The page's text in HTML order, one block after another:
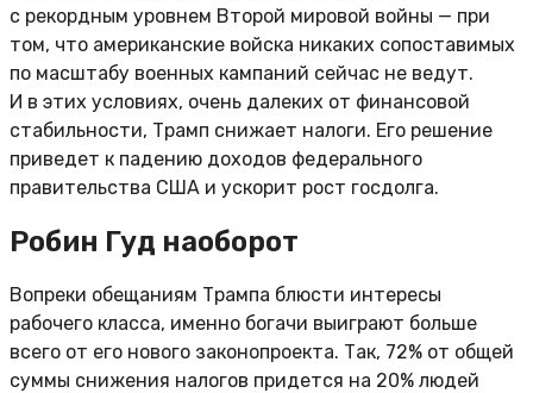
с рекордным уровнем Второй мировой войны — при
том, что американские войска никаких сопоставимых
по масштабу военных кампаний сейчас не ведут.
И в этих условиях, очень далеких от финансовой
стабильности, Трамп снижает налоги. Его решение
приведет к падению доходов федерального
правительства США и ускорит рост госдолга.
Робин Гуд наоборот
Вопреки обещаниям Трампа блюсти интересы
рабочего класса, именно богачи выиграют больше
всего от его нового законопроекта. Так, 72% от общей
суммы снижения налогов придется на 20% людей